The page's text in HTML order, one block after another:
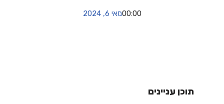
00:00מאי 6, 2024
תוכן עניינים